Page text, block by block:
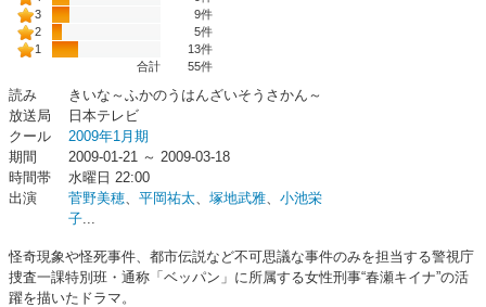
3
9件
2
5件
1
13件
合計
55件
読み
きいな～ふかのうはんざいそうさかん～
放送局
日本テレビ
クール
2009年1月期
期間
2009-01-21 ～ 2009-03-18
時間帯
水曜日 22:00
出演
菅野美穂、 平岡祐太、 塚地武雅、 小池栄
子...
怪奇現象や怪死事件、都市伝説など不可思議な事件のみを担当する警視庁
捜査一課特別班・通称「ベッパン」に所属する女性刑事“春瀬キイナ”の活
躍を描いたドラマ。